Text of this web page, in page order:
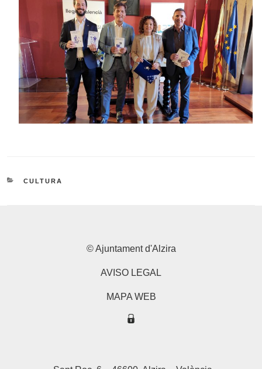
CATEGORIES
CULTURA
© Ajuntament d'Alzira
AVISO LEGAL
MAPA WEB